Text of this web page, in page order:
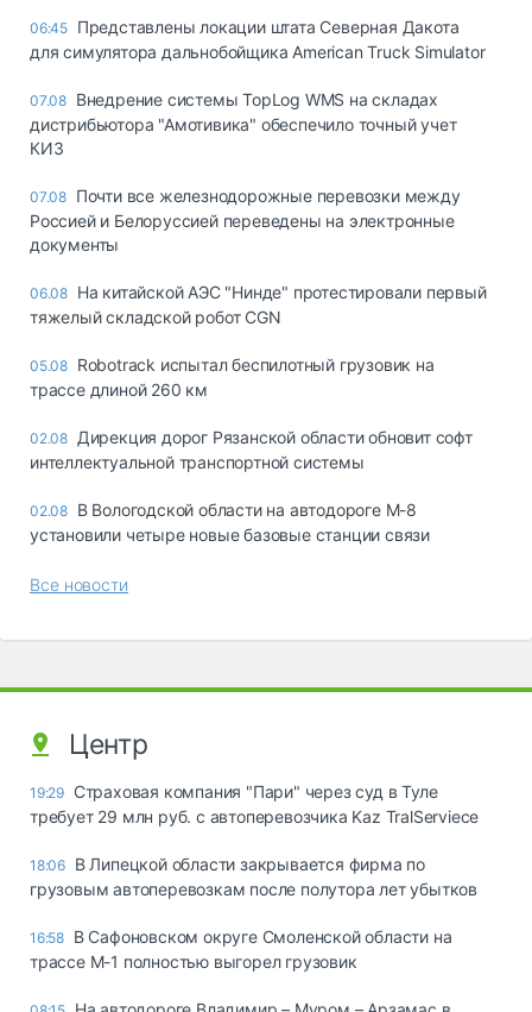
06:45 Представлены локации штата Северная Дакота
для симулятора дальнобойщика American Truck Simulator
07.08 Внедрение системы TopLog WMS на складах
дистрибьютора "Амотивика" обеспечило точный учет
КИЗ
07.08 Почти все железнодорожные перевозки между
Россией и Белоруссией переведены на электронные
документы
06.08 На китайской АЭС "Нинде" протестировали первый
тяжелый складской робот CGN
05.08 Robotrack испытал беспилотный грузовик на
трассе длиной 260 км
02.08 Дирекция дорог Рязанской области обновит софт
интеллектуальной транспортной системы
02.08 В Вологодской области на автодороге М-8
установили четыре новые базовые станции связи
Все новости
Центр
19:29 Страховая компания "Пари" через суд в Туле
требует 29 млн руб. с автоперевозчика Kaz TralServiece
18:06 В Липецкой области закрывается фирма по
грузовым автоперевозкам после полутора лет убытков
16:58 В Сафоновском округе Смоленской области на
трассе М-1 полностью выгорел грузовик